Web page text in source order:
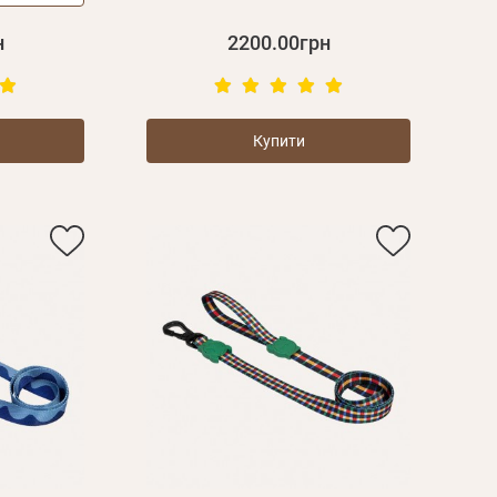
2200.00грн
Купити
Зареєструватися